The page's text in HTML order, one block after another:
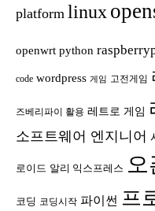
platform linux
openwrt python
code wordpress 게임 고전게임
즈베리파이 활용 레트로 게임
소프트웨어 엔지니어
로이드 알리 익스프레스 오
코딩 코딩시작 파이썬 프